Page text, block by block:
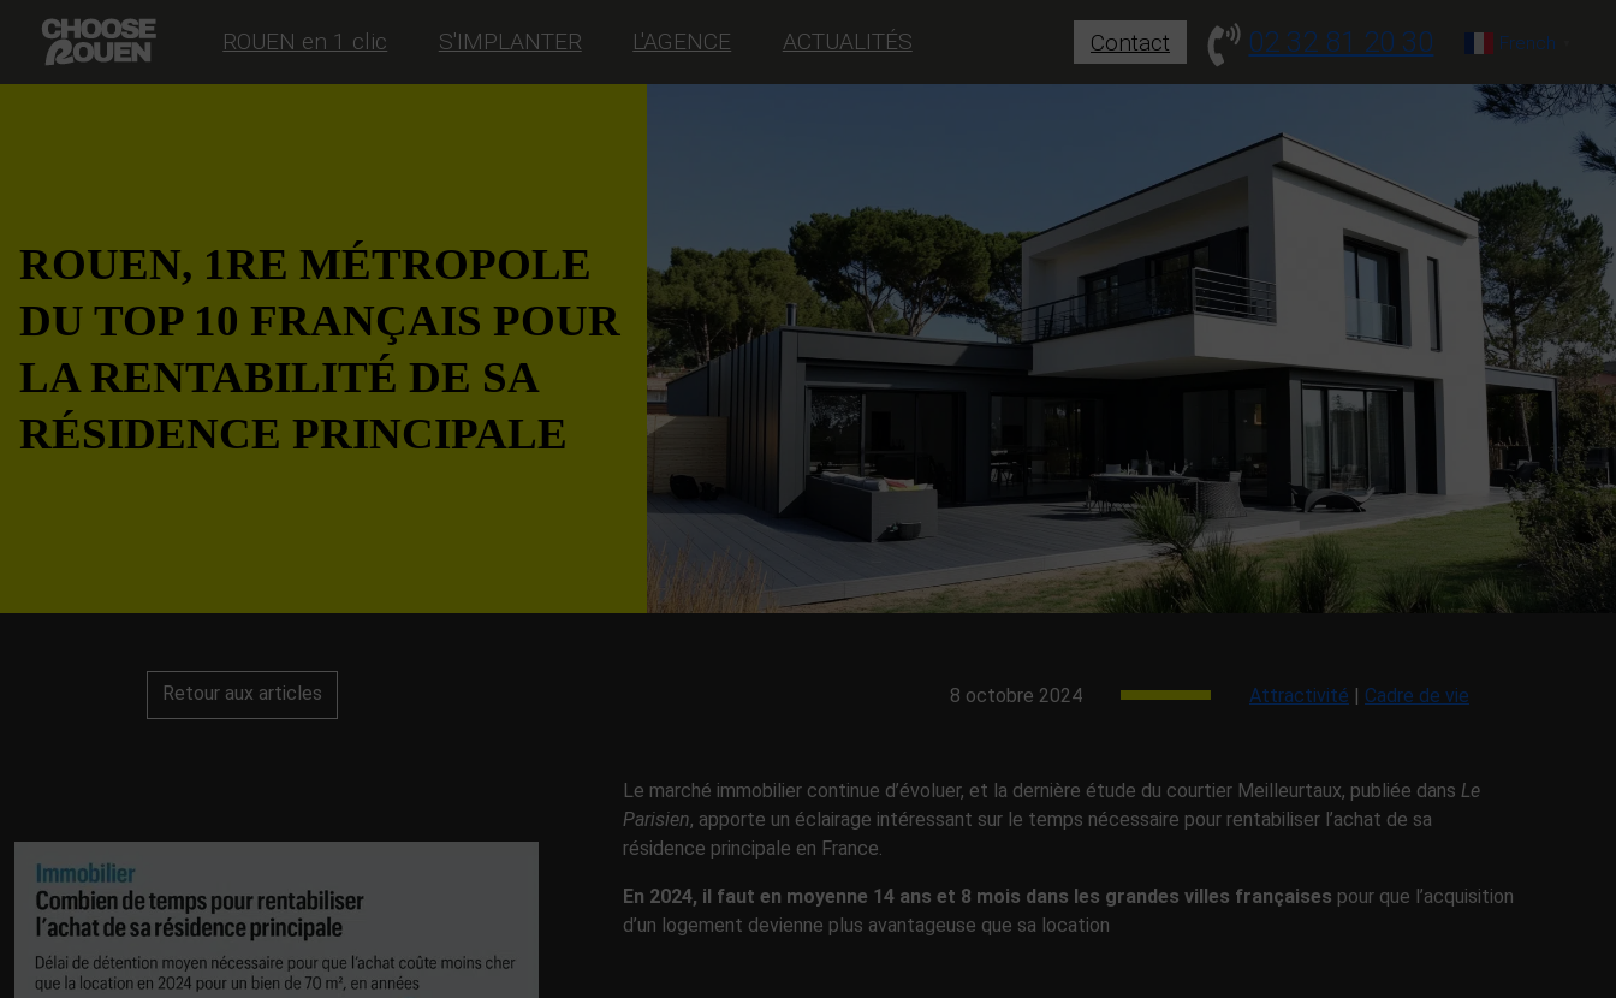
ROUEN en 1 clic S'IMPLANTER L'AGENCE ACTUALITÉS Contact 02 32 81 20 30 French
ROUEN, 1RE MÉTROPOLE
DU TOP 10 FRANÇAIS POUR
LA RENTABILITÉ DE SA
RÉSIDENCE PRINCIPALE
Retour aux articles 8 octobre 2024 Attractivité | Cadre de vie
Le marché immobilier continue d’évoluer, et la dernière étude du courtier Meilleurtaux, publiée dansLe
Parisien, apporte un éclairage intéressant sur le temps nécessaire pour rentabiliser l’achat de sa
résidence principale en France.
En 2024, il faut en moyenne 14 ans et 8 mois dans les grandes villes françaises pour que l’acquisition
d’un logement devienne plus avantageuse que sa location